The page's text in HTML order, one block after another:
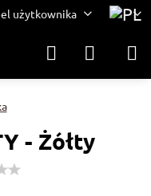
użytkownika
- Żółty